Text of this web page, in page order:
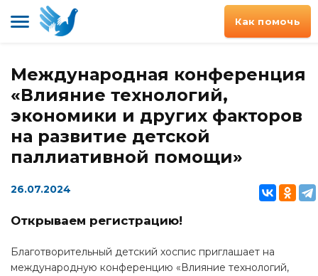
Как помочь
Международная конференция
«Влияние технологий,
экономики и других факторов
на развитие детской
паллиативной помощи»
26.07.2024
Открываем регистрацию!
Благотворительный детский хоспис приглашает на
международную конференцию «Влияние технологий,